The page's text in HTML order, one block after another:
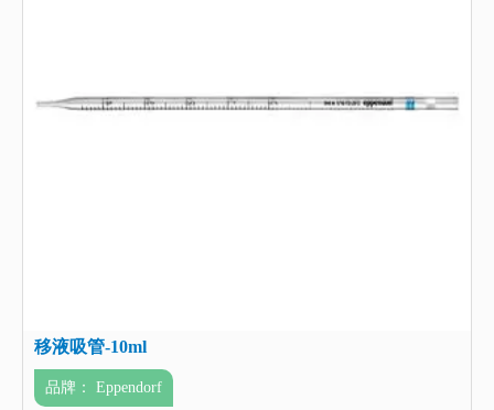
移液吸管-10ml
品牌： Eppendorf